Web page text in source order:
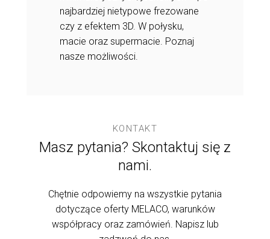
najbardziej nietypowe frezowane
czy z efektem 3D. W połysku,
macie oraz supermacie. Poznaj
nasze możliwości.
KONTAKT
Masz pytania? Skontaktuj się z
nami.
Chętnie odpowiemy na wszystkie pytania
dotyczące oferty MELACO, warunków
współpracy oraz zamówień. Napisz lub